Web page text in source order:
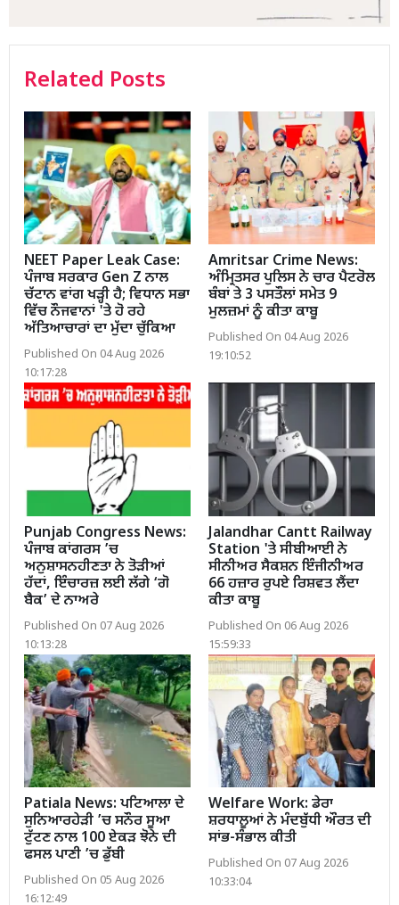
Related Posts
NEET Paper Leak Case:
ਪੰਜਾਬ ਸਰਕਾਰ Gen Z ਨਾਲ
ਚੱਟਾਨ ਵਾਂਗ ਖੜ੍ਹੀ ਹੈ; ਵਿਧਾਨ ਸਭਾ
ਵਿੱਚ ਨੌਜਵਾਨਾਂ 'ਤੇ ਹੋ ਰਹੇ
ਅੱਤਿਆਚਾਰਾਂ ਦਾ ਮੁੱਦਾ ਚੁੱਕਿਆ
Published On 04 Aug 2026
10:17:28
Amritsar Crime News:
ਅੰਮ੍ਰਿਤਸਰ ਪੁਲਿਸ ਨੇ ਚਾਰ ਪੈਟਰੋਲ
ਬੰਬਾਂ ਤੇ 3 ਪਸਤੌਲਾਂ ਸਮੇਤ 9
ਮੁਲਜ਼ਮਾਂ ਨੂੰ ਕੀਤਾ ਕਾਬੂ
Published On 04 Aug 2026
19:10:52
Punjab Congress News:
ਪੰਜਾਬ ਕਾਂਗਰਸ ’ਚ
ਅਨੁਸ਼ਾਸਨਹੀਣਤਾ ਨੇ ਤੋੜੀਆਂ
ਹੱਦਾਂ, ਇੰਚਾਰਜ਼ ਲਈ ਲੱਗੇ ‘ਗੋ
ਬੈਕ’ ਦੇ ਨਾਅਰੇ
Published On 07 Aug 2026
10:13:28
Jalandhar Cantt Railway
Station 'ਤੇ ਸੀਬੀਆਈ ਨੇ
ਸੀਨੀਅਰ ਸੈਕਸ਼ਨ ਇੰਜੀਨੀਅਰ
66 ਹਜ਼ਾਰ ਰੁਪਏ ਰਿਸ਼ਵਤ ਲੈਂਦਾ
ਕੀਤਾ ਕਾਬੂ
Published On 06 Aug 2026
15:59:33
Patiala News: ਪਟਿਆਲਾ ਦੇ
ਸੁਨਿਆਰਹੇੜੀ ’ਚ ਸਨੌਰ ਸੂਆ
ਟੁੱਟਣ ਨਾਲ 100 ਏਕੜ ਝੋਨੇ ਦੀ
ਫਸਲ ਪਾਣੀ ’ਚ ਡੁੱਬੀ
Published On 05 Aug 2026
16:12:49
Welfare Work: ਡੇਰਾ
ਸ਼ਰਧਾਲੂਆਂ ਨੇ ਮੰਦਬੁੱਧੀ ਔਰਤ ਦੀ
ਸਾਂਭ-ਸੰਭਾਲ ਕੀਤੀ
Published On 07 Aug 2026
10:33:04